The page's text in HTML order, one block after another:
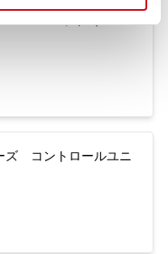
ズ コントロールユニ